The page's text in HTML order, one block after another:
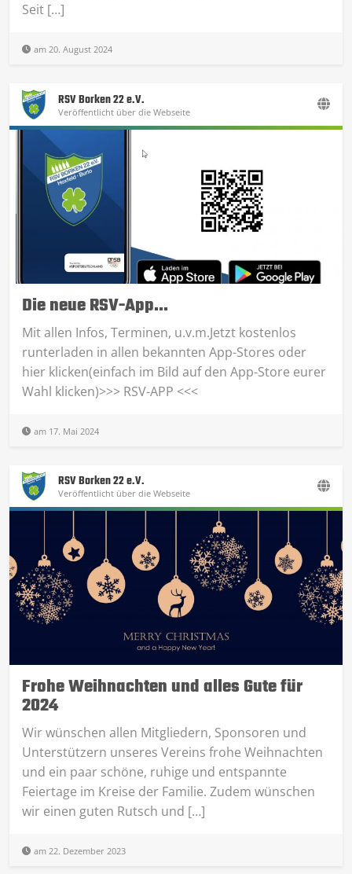
Seit […]
am 20. August 2024
RSV Borken 22 e.V.
Veröffentlicht über die Webseite
Die neue RSV-App…
Mit allen Infos, Terminen, u.v.m.Jetzt kostenlos
runterladen in allen bekannten App-Stores oder
hier klicken(einfach im Bild auf den App-Store eurer
Wahl klicken)>>> RSV-APP <<<
am 17. Mai 2024
RSV Borken 22 e.V.
Veröffentlicht über die Webseite
Frohe Weihnachten und alles Gute für
2024
Wir wünschen allen Mitgliedern, Sponsoren und
Unterstützern unseres Vereins frohe Weihnachten
und ein paar schöne, ruhige und entspannte
Feiertage im Kreise der Familie. Zudem wünschen
wir einen guten Rutsch und […]
am 22. Dezember 2023